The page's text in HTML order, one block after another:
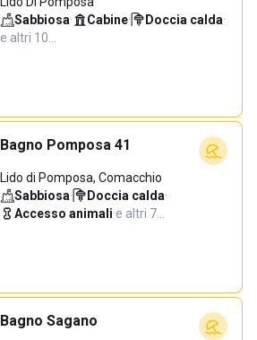
Sabbiosa· Cabine· Doccia calda·
e altri 10…
Bagno Pomposa 41
Lido di Pomposa, Comacchio
Sabbiosa· Doccia calda·
Accesso animali·e altri 7…
Bagno Sagano